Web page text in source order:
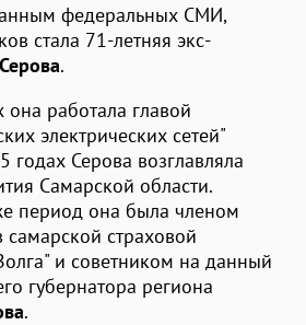
федеральных СМИ,
стала 71-летняя экс-
.
работала главой
электрических сетей"
годах Серова возглавляла
Самарской области.
период она была членом
самарской страховой
и советником на данный
губернатора региона
.